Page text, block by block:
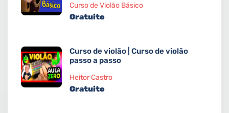
Curso de Violão Básico
Gratuito
Curso de violão | Curso de violão
passo a passo
Heitor Castro
Gratuito